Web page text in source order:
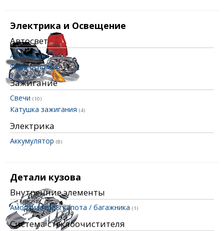
Электрика и Освещение
Автосвет
Автолампы
Фара основная(1)
Зажигание
Свечи (10)
Катушка зажигания (4)
Электрика
Аккумулятор (8)
Детали кузова
Внутренние элементы
Амортизаторы капота / багажника (1)
Система стеклоочистителя